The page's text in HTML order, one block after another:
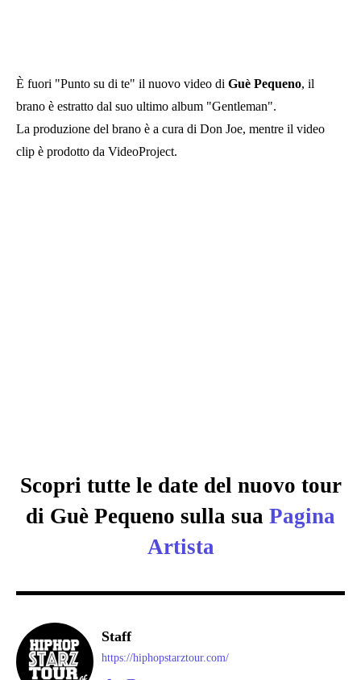
È fuori "Punto su di te" il nuovo video di Guè Pequeno, il
brano è estratto dal suo ultimo album "Gentleman".
La produzione del brano è a cura di Don Joe, mentre il video
clip è prodotto da VideoProject.
Scopri tutte le date del nuovo tour
di Guè Pequeno sulla sua Pagina
Artista
Staff
https://hiphopstarztour.com/